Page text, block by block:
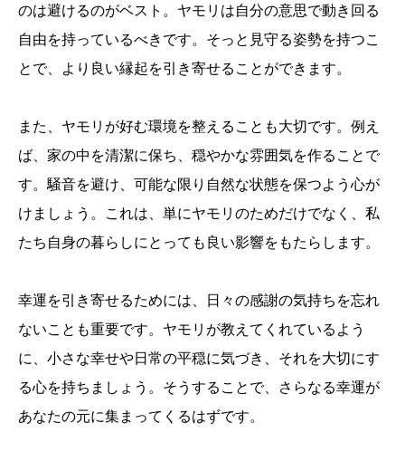
のは避けるのがベスト。ヤモリは自分の意思で動き回る
自由を持っているべきです。そっと見守る姿勢を持つこ
とで、より良い縁起を引き寄せることができます。
また、ヤモリが好む環境を整えることも大切です。例え
ば、家の中を清潔に保ち、穏やかな雰囲気を作ることで
す。騒音を避け、可能な限り自然な状態を保つよう心が
けましょう。これは、単にヤモリのためだけでなく、私
たち自身の暮らしにとっても良い影響をもたらします。
幸運を引き寄せるためには、日々の感謝の気持ちを忘れ
ないことも重要です。ヤモリが教えてくれているよう
に、小さな幸せや日常の平穏に気づき、それを大切にす
る心を持ちましょう。そうすることで、さらなる幸運が
あなたの元に集まってくるはずです。